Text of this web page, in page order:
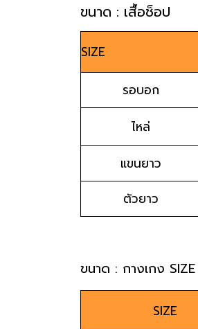
ขนาด : เสื้อช็อป
SIZE
รอบอก
ไหล่
แขนยาว
ตัวยาว
ขนาด : กางเกง
SIZE